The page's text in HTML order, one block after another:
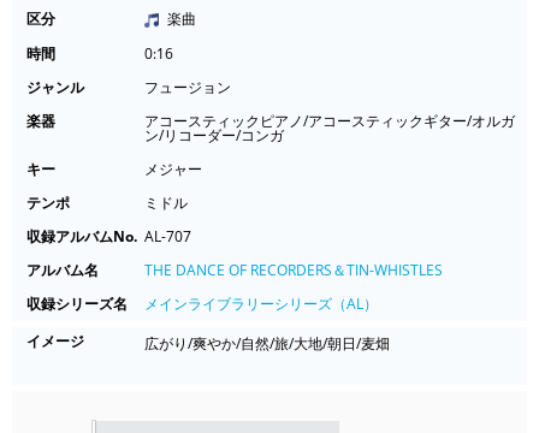
区分
楽曲
時間
0:16
ジャンル
フュージョン
楽器
アコースティックピアノ/アコースティックギター/オルガ
ン/リコーダー/コンガ
キー
メジャー
テンポ
ミドル
収録アルバムNo. AL-707
アルバム名
THE DANCE OF RECORDERS＆TIN-WHISTLES
収録シリーズ名
メインライブラリーシリーズ（AL）
イメージ
広がり/爽やか/自然/旅/大地/朝日/麦畑